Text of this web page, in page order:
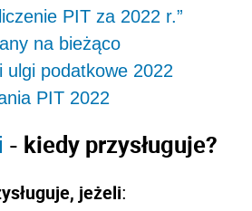
PIT za 2022 r.”
na bieżąco
ulgi podatkowe 2022
PIT 2022
- kiedy przysługuje?
jeżeli: